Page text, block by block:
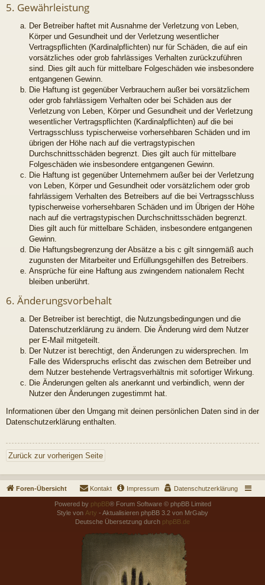
5. Gewährleistung
Der Betreiber haftet mit Ausnahme der Verletzung von Leben,
Körper und Gesundheit und der Verletzung wesentlicher
Vertragspflichten (Kardinalpflichten) nur für Schäden, die auf ein
vorsätzliches oder grob fahrlässiges Verhalten zurückzuführen
sind. Dies gilt auch für mittelbare Folgeschäden wie insbesondere
entgangenen Gewinn.
Die Haftung ist gegenüber Verbrauchern außer bei vorsätzlichem
oder grob fahrlässigem Verhalten oder bei Schäden aus der
Verletzung von Leben, Körper und Gesundheit und der Verletzung
wesentlicher Vertragspflichten (Kardinalpflichten) auf die bei
Vertragsschluss typischerweise vorhersehbaren Schäden und im
übrigen der Höhe nach auf die vertragstypischen
Durchschnittsschäden begrenzt. Dies gilt auch für mittelbare
Folgeschäden wie insbesondere entgangenen Gewinn.
Die Haftung ist gegenüber Unternehmern außer bei der Verletzung
von Leben, Körper und Gesundheit oder vorsätzlichem oder grob
fahrlässigem Verhalten des Betreibers auf die bei Vertragsschluss
typischerweise vorhersehbaren Schäden und im Übrigen der Höhe
nach auf die vertragstypischen Durchschnittsschäden begrenzt.
Dies gilt auch für mittelbare Schäden, insbesondere entgangenen
Gewinn.
Die Haftungsbegrenzung der Absätze a bis c gilt sinngemäß auch
zugunsten der Mitarbeiter und Erfüllungsgehilfen des Betreibers.
Ansprüche für eine Haftung aus zwingendem nationalem Recht
bleiben unberührt.
6. Änderungsvorbehalt
Der Betreiber ist berechtigt, die Nutzungsbedingungen und die
Datenschutzerklärung zu ändern. Die Änderung wird dem Nutzer
per E-Mail mitgeteilt.
Der Nutzer ist berechtigt, den Änderungen zu widersprechen. Im
Falle des Widerspruchs erlischt das zwischen dem Betreiber und
dem Nutzer bestehende Vertragsverhältnis mit sofortiger Wirkung.
Die Änderungen gelten als anerkannt und verbindlich, wenn der
Nutzer den Änderungen zugestimmt hat.
Informationen über den Umgang mit deinen persönlichen Daten sind in der
Datenschutzerklärung enthalten.
Zurück zur vorherigen Seite
Foren-Übersicht Datenschutzerklärung
Impressum
Kontakt
Powered by phpBB® Forum Software © phpBB Limited
Style von Arty - Aktualisieren phpBB 3.2 von MrGaby
Deutsche Übersetzung durch phpBB.de